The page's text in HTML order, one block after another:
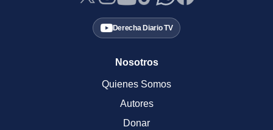
Derecha Diario TV
Nosotros
Quienes Somos
Autores
Donar